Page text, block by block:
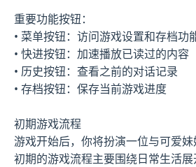
重要功能按钮：
• 菜单按钮：访问游戏设置和存档功
• 快进按钮：加速播放已读过的内容
• 历史按钮：查看之前的对话记录
• 存档按钮：保存当前游戏进度
初期游戏流程
游戏开始后，你将扮演一位与可爱妹
初期的游戏流程主要围绕日常生活